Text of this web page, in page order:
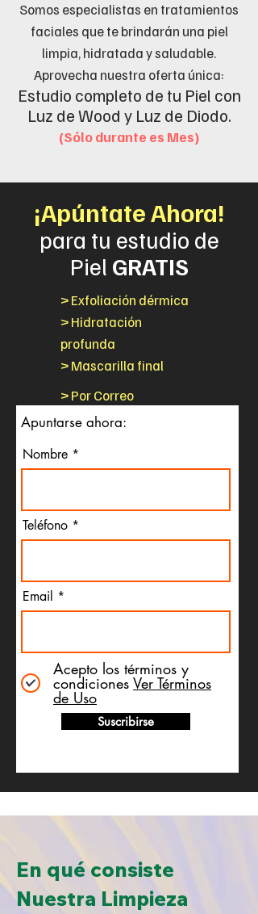
Somos especialistas en tratamientos
faciales que te brindarán una piel
limpia, hidratada y saludable.
Aprovecha nuestra oferta única:
Estudio completo de tu Piel con
Luz de Wood y Luz de Diodo.
(Sólo durante es Mes)
¡Apúntate Ahora!
para tu estudio de
Piel GRATIS
> Exfoliación dérmica
> Hidratación
profunda
> Mascarilla final
> Por Correo
Apuntarse ahora:
Nombre
Teléfono
Email
Acepto los términos y
condiciones Ver Términos
de Uso
Suscribirse
En qué consiste
Nuestra Limpieza